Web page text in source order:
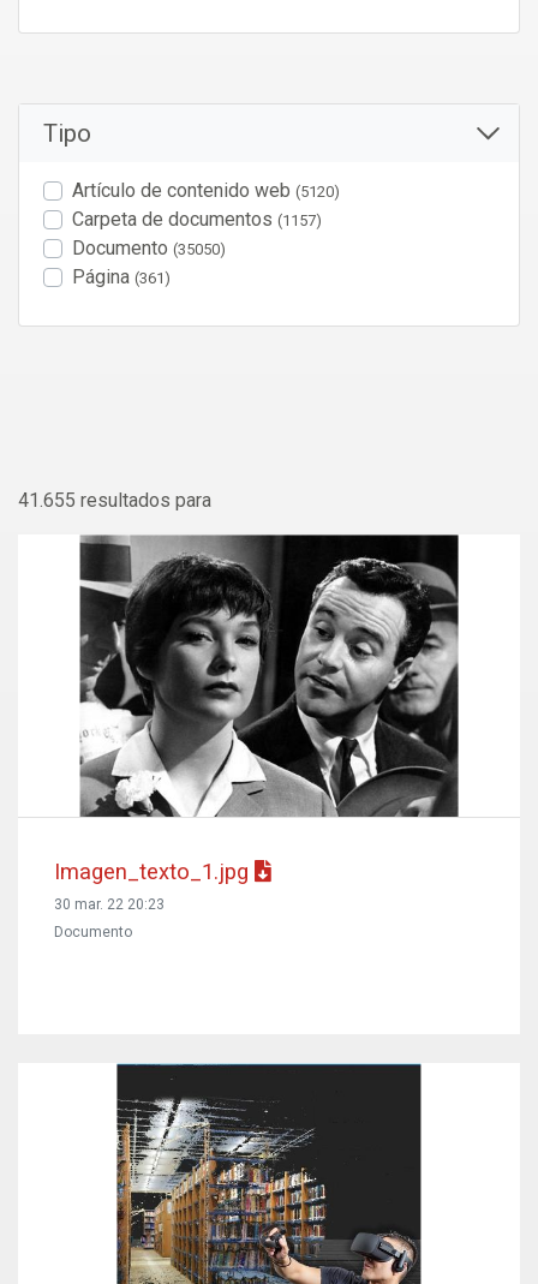
Tipo
Artículo de contenido web (5120)
Carpeta de documentos (1157)
Documento (35050)
Página (361)
41.655 resultados para
Imagen_texto_1.jpg
30 mar. 22 20:23
Documento